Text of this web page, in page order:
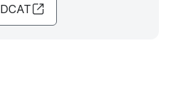
DCAT